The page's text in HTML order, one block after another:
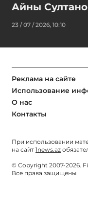
Айны
23 / 07 / 2026, 10:10
Реклама на сайте
Использование
О нас
Контакты
При использовании
на сайт 1news.az
© Copyright 2007-2026.
Все права защищены